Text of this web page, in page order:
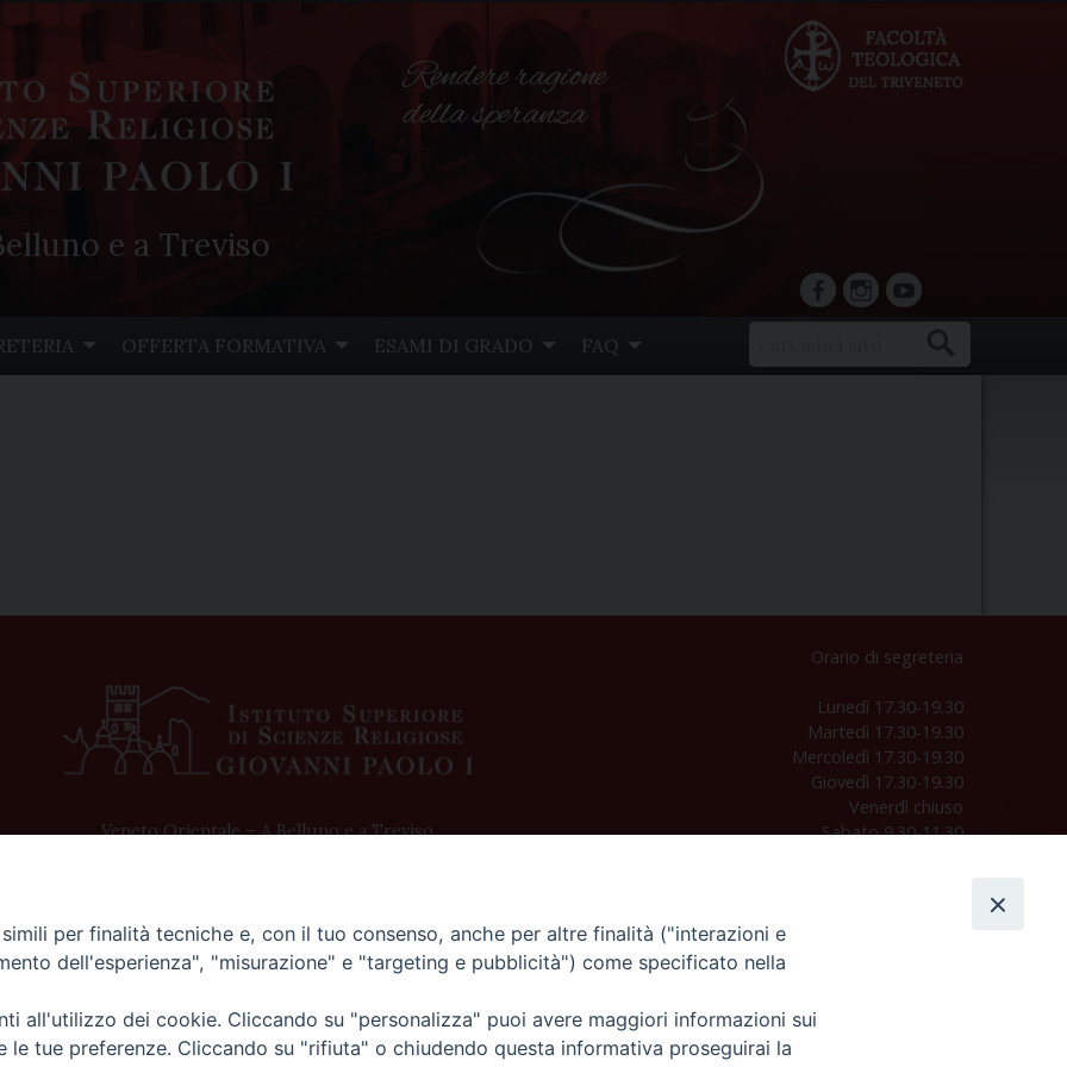
e a Treviso
Rendere ragione
della speranza
facebookInstagram
YouTube
OFFERTA FORMATIVA ESAMI DI GRADO FAQ
Orario di segreteria
Lunedì 17.30-19.30
Martedì 17.30-19.30
Mercoledì 17.30-19.30
Giovedì 17.30-19.30
Venerdì chiuso
Sabato 9.30-11.30
Veneto Orientale – A Belluno e a Treviso
per finalità tecniche e, con il tuo consenso, anche per altre finalità ("interazioni e
dell'esperienza", "misurazione" e "targeting e pubblicità") come specificato nella
all'utilizzo dei cookie. Cliccando su "personalizza" puoi avere maggiori informazioni sui
le tue preferenze. Cliccando su "rifiuta" o chiudendo questa informativa proseguirai la